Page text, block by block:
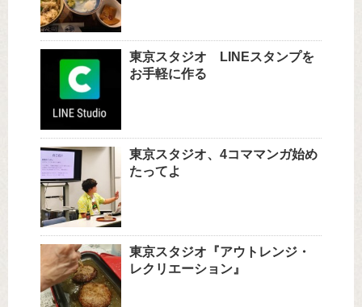
東京スタジオ LINEスタンプを
お手軽に作る
東京スタジオ、4コママンガ始め
たってよ
東京スタジオ『アウトレンジ・
レクリエーション』